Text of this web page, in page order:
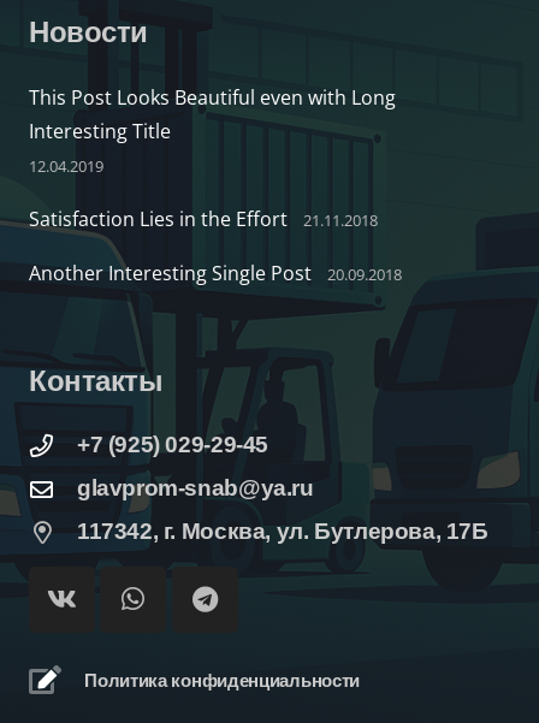
Новости
This Post Looks Beautiful even with Long
Interesting Title
12.04.2019
Satisfaction Lies in the Effort 21.11.2018
Another Interesting Single Post 20.09.2018
Контакты
+7 (925) 029-29-45
glavprom-snab@ya.ru
117342, г. Москва, ул. Бутлерова, 17Б
Политика конфиденциальности